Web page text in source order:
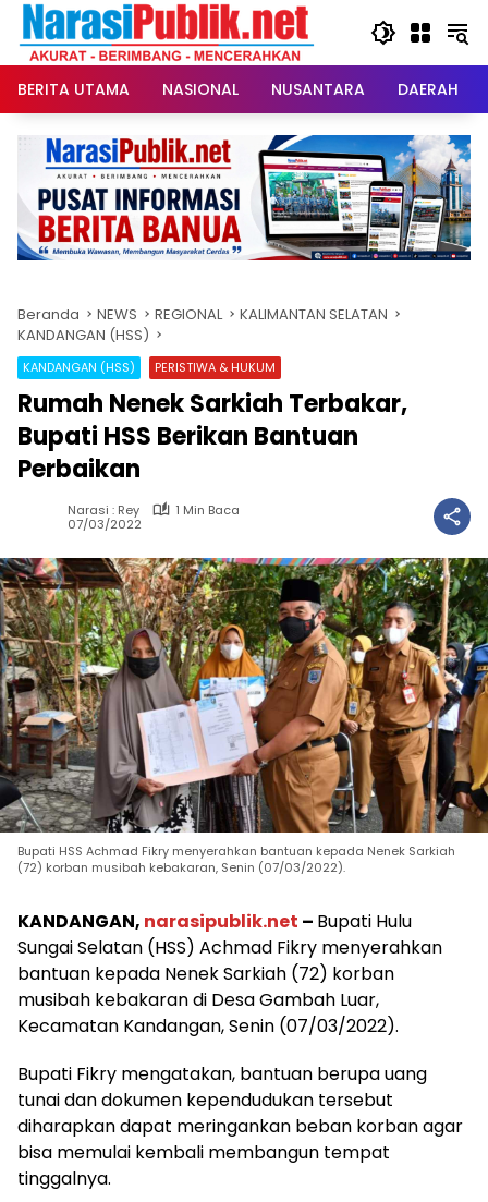
Langsung
konten
BERITA UTAMA
NASIONAL NUSANTARA DAERAH
Beranda NEWS REGIONAL
KALIMANTAN SELATAN
KANDANGAN (HSS)
KANDANGAN (HSS) PERISTIWA & HUKUM
Rumah Nenek Sarkiah Terbakar,
Bupati HSS Berikan Bantuan
Perbaikan
Narasi : Rey
1 Min Baca
07/03/2022
Bupati HSS Achmad Fikry menyerahkan bantuan kepada Nenek Sarkiah
(72) korban musibah kebakaran, Senin (07/03/2022).
KANDANGAN, narasipublik.net – Bupati Hulu
Sungai Selatan (HSS) Achmad Fikry menyerahkan
bantuan kepada Nenek Sarkiah (72) korban
musibah kebakaran di Desa Gambah Luar,
Kecamatan Kandangan, Senin (07/03/2022).
Bupati Fikry mengatakan, bantuan berupa uang
tunai dan dokumen kependudukan tersebut
diharapkan dapat meringankan beban korban agar
bisa memulai kembali membangun tempat
tinggalnya.